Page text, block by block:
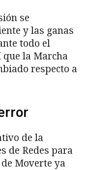
se
y las ganas
todo el
la Marcha
respecto a
de la
de Redes para
Moverte ya